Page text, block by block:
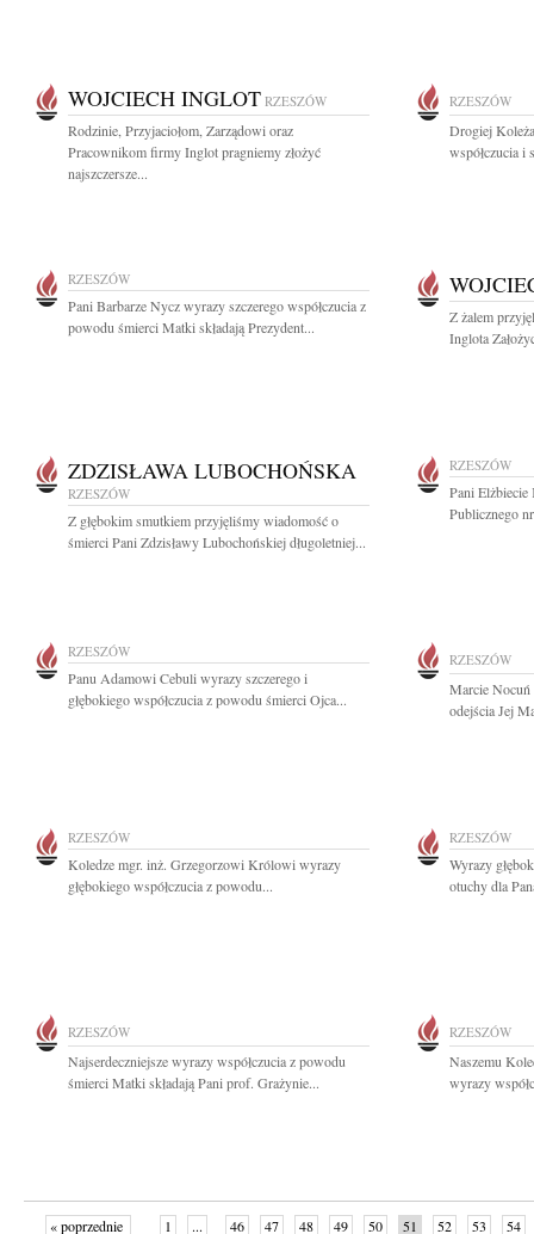
WOJCIECH INGLOT RZESZÓW
Rodzinie, Przyjaciołom, Zarządowi oraz
Pracownikom firmy Inglot pragniemy złożyć
najszczersze...
RZESZÓW
Drogiej
współczucia i
RZESZÓW
Pani Barbarze Nycz wyrazy szczerego współczucia z
powodu śmierci Matki składają Prezydent...
Z żalem
Inglota
ZDZISŁAWA LUBOCHOŃSKA
RZESZÓW
Z głębokim smutkiem przyjęliśmy wiadomość o
śmierci Pani Zdzisławy Lubochońskiej długoletniej...
RZESZÓW
Pani
Publicznego
RZESZÓW
Panu Adamowi Cebuli wyrazy szczerego i
głębokiego współczucia z powodu śmierci Ojca...
RZESZÓW
Marcie Nocuń
odejścia Jej
RZESZÓW
Koledze mgr. inż. Grzegorzowi Królowi wyrazy
głębokiego współczucia z powodu...
RZESZÓW
Wyrazy
otuchy dla
RZESZÓW
Najserdeczniejsze wyrazy współczucia z powodu
śmierci Matki składają Pani prof. Grażynie...
RZESZÓW
Naszemu
wyrazy
« poprzednie 1 ... 46 47 48 49 50 51 52 53 54